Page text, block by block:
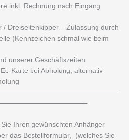
inkl. Rechnung nach Eingang
/ Dreiseitenkipper – Zulassung durch
(Kennzeichen schmal wie beim
unserer Geschäftszeiten
Karte bei Abholung, alternativ
Sie Ihren gewünschten Anhänger
das Bestellformular, (welches Sie